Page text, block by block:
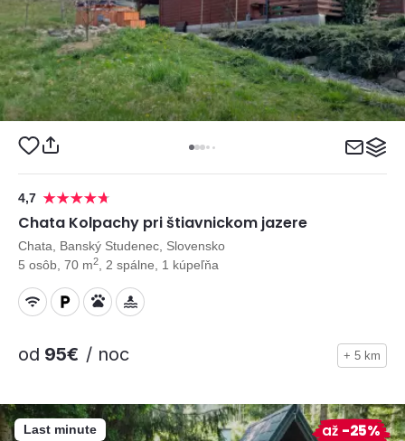
4,7
Chata Kolpachy pri štiavnickom jazere
Chata, Banský Studenec, Slovensko
5 osôb, 70 m2 , 2 spálne, 1 kúpeľňa
od 95€ / noc + 5 km
Last minute až -25%